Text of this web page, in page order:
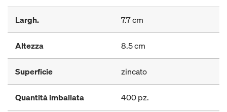
Largh. 7.7 cm
Altezza 8.5 cm
Superficie zincato
Quantità imballata 400 pz.